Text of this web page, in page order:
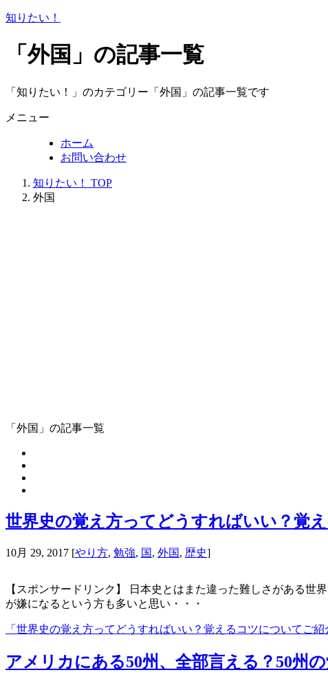
知りたい！
「外国」の記事一覧
「知りたい！」のカテゴリー「外国」の記事一覧です
メニュー
ホーム
お問い合わせ
知りたい！ TOP
外国
「外国」の記事一覧
世界史の覚え方ってどうすればいい？覚
10月 29, 2017 [やり方, 勉強, 国, 外国, 歴史]
【スポンサードリンク】 日本史とはまた違った難しさがある
が嫌になるという方も多いと思い・・・
「世界史の覚え方ってどうすればいい？覚えるコツについてご
アメリカにある50州、全部言える？50州の